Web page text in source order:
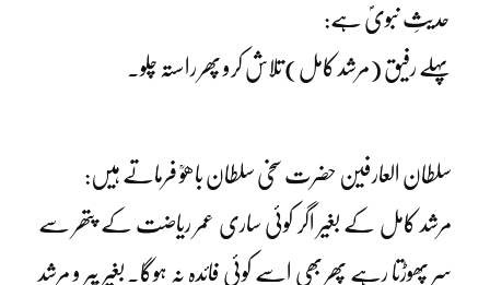
حدیثِ نبویؐ ہے:
پہلے رفیق (مرشد کامل) تلاش کرو پھر راستہ چلو۔
سلطان العارفین حضرت سخی سلطان باھوؒ فرماتے ہیں:
مرشد کامل کے بغیر اگر کوئی ساری عمر ریاضت کے پتھر سے
سر پھوڑتا رہے پھر بھی اسے کوئی فائدہ نہ ہوگا۔ بغیر پیر و مرشد